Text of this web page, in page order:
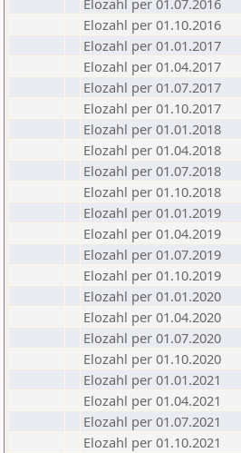
Elozahl per 01.07.2016
Elozahl per 01.10.2016
Elozahl per 01.01.2017
Elozahl per 01.04.2017
Elozahl per 01.07.2017
Elozahl per 01.10.2017
Elozahl per 01.01.2018
Elozahl per 01.04.2018
Elozahl per 01.07.2018
Elozahl per 01.10.2018
Elozahl per 01.01.2019
Elozahl per 01.04.2019
Elozahl per 01.07.2019
Elozahl per 01.10.2019
Elozahl per 01.01.2020
Elozahl per 01.04.2020
Elozahl per 01.07.2020
Elozahl per 01.10.2020
Elozahl per 01.01.2021
Elozahl per 01.04.2021
Elozahl per 01.07.2021
Elozahl per 01.10.2021